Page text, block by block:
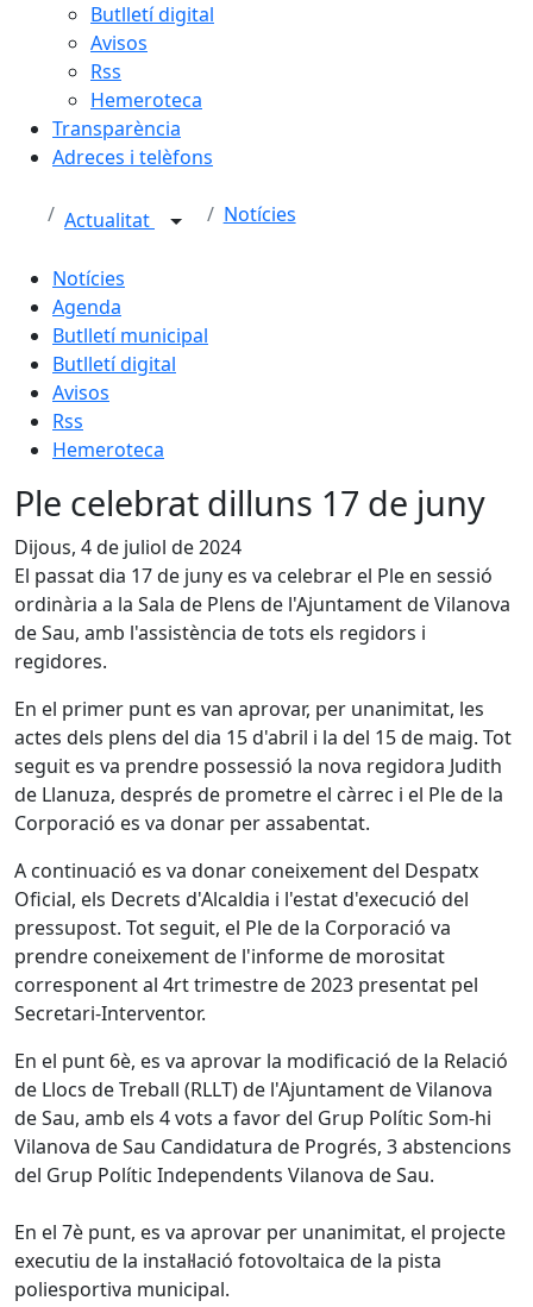
Butlletí digital
Avisos
Rss
Hemeroteca
Transparència
Adreces i telèfons
Actualitat Notícies
Notícies
Agenda
Butlletí municipal
Butlletí digital
Avisos
Rss
Hemeroteca
Ple celebrat dilluns 17 de juny
Dijous, 4 de juliol de 2024
El passat dia 17 de juny es va celebrar el Ple en sessió
ordinària a la Sala de Plens de l'Ajuntament de Vilanova
de Sau, amb l'assistència de tots els regidors i
regidores.
En el primer punt es van aprovar, per unanimitat, les
actes dels plens del dia 15 d'abril i la del 15 de maig. Tot
seguit es va prendre possessió la nova regidora Judith
de Llanuza, després de prometre el càrrec i el Ple de la
Corporació es va donar per assabentat.
A continuació es va donar coneixement del Despatx
Oficial, els Decrets d'Alcaldia i l'estat d'execució del
pressupost. Tot seguit, el Ple de la Corporació va
prendre coneixement de l'informe de morositat
corresponent al 4rt trimestre de 2023 presentat pel
Secretari-Interventor.
En el punt 6è, es va aprovar la modificació de la Relació
de Llocs de Treball (RLLT) de l'Ajuntament de Vilanova
de Sau, amb els 4 vots a favor del Grup Polític Som-hi
Vilanova de Sau Candidatura de Progrés, 3 abstencions
del Grup Polític Independents Vilanova de Sau.
En el 7è punt, es va aprovar per unanimitat, el projecte
executiu de la instal·lació fotovoltaica de la pista
poliesportiva municipal.